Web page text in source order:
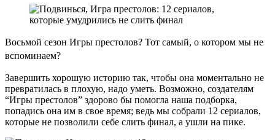
Восьмой сезон Игры престолов? Тот самый, о котором мы не
вспоминаем?
Завершить хорошую историю так, чтобы она моментально не
превратилась в плохую, надо уметь. Возможно, создателям
“Игры престолов” здорово бы помогла наша подборка,
попадись она им в свое время; ведь мы собрали 12 сериалов,
которые не позволили себе слить финал, а ушли на пике.